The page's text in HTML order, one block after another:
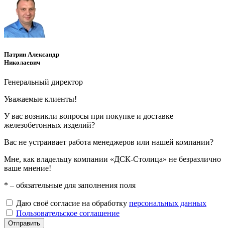
Патрин Александр
Николаевич
Генеральный директор
Уважаемые клиенты!
У вас возникли вопросы при покупке и доставке
железобетонных изделий?
Вас не устраивает работа менеджеров или нашей компании?
Мне, как владельцу компании «ДСК-Столица» не безразлично
ваше мнение!
* – обязательные для заполнения поля
Даю своё согласие на обработку персональных данных
Пользовательское соглашение
Отправить